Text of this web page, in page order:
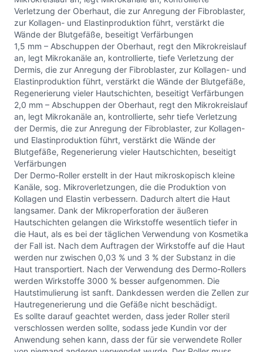
Verletzung der Oberhaut, die zur Anregung der Fibroblaster,
zur Kollagen- und Elastinproduktion führt, verstärkt die
Wände der Blutgefäße, beseitigt Verfärbungen
1,5 mm – Abschuppen der Oberhaut, regt den Mikrokreislauf
an, legt Mikrokanäle an, kontrollierte, tiefe Verletzung der
Dermis, die zur Anregung der Fibroblaster, zur Kollagen- und
Elastinproduktion führt, verstärkt die Wände der Blutgefäße,
Regenerierung vieler Hautschichten, beseitigt Verfärbungen
2,0 mm – Abschuppen der Oberhaut, regt den Mikrokreislauf
an, legt Mikrokanäle an, kontrollierte, sehr tiefe Verletzung
der Dermis, die zur Anregung der Fibroblaster, zur Kollagen-
und Elastinproduktion führt, verstärkt die Wände der
Blutgefäße, Regenerierung vieler Hautschichten, beseitigt
Verfärbungen
Der Dermo-Roller erstellt in der Haut mikroskopisch kleine
Kanäle, sog. Mikroverletzungen, die die Produktion von
Kollagen und Elastin verbessern. Dadurch altert die Haut
langsamer. Dank der Mikroperforation der äußeren
Hautschichten gelangen die Wirkstoffe wesentlich tiefer in
die Haut, als es bei der täglichen Verwendung von Kosmetika
der Fall ist. Nach dem Auftragen der Wirkstoffe auf die Haut
werden nur zwischen 0,03 % und 3 % der Substanz in die
Haut transportiert. Nach der Verwendung des Dermo-Rollers
werden Wirkstoffe 3000 % besser aufgenommen. Die
Hautstimulierung ist sanft. Dankdessen werden die Zellen zur
Hautregenerierung und die Gefäße nicht beschädigt.
Es sollte darauf geachtet werden, dass jeder Roller steril
verschlossen werden sollte, sodass jede Kundin vor der
Anwendung sehen kann, dass der für sie verwendete Roller